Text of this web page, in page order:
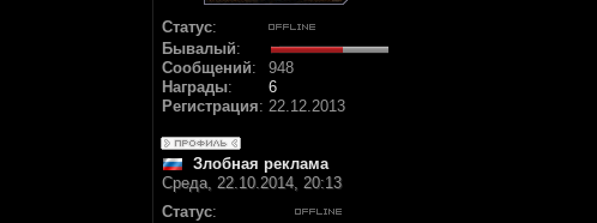
Статус:
Бывалый:
Сообщений:
948
Награды:
6
Регистрация: 22.12.2013
Злобная реклама
Среда, 22.10.2014, 20:13
Статус: